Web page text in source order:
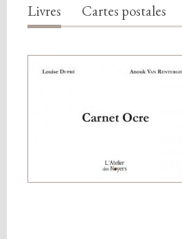
Livres Cartes postales